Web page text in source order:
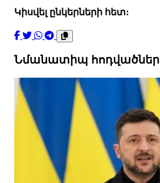
Կիսվել ընկերների հետ:
Նմանատիպ հոդվածներ